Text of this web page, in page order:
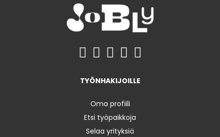
TYÖNHAKIJOILLE
Oma profiili
Etsi työpaikkoja
Selaa yrityksiä